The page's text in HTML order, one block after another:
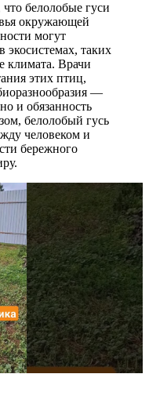
белолобые гуси
окружающей
могут
экосистемах, таких
климата. Врачи
этих птиц,
—
и обязанность
белолобый гусь
человеком и
бережного